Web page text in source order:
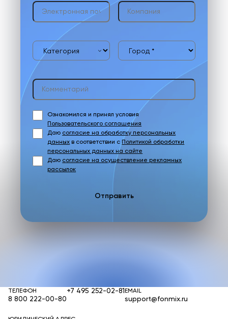
Ознакомился и принял условия
Пользовательского соглашения
Даю согласие на обработку персональных
данных в соответствии сПолитикой обработки
персональных данных на сайте
Даю согласие на осуществление рекламных
рассылок
Отправить
ТЕЛЕФОН
8 800 222-00-80
+7 495 252-02-81 EMAIL
support@fonmix.ru